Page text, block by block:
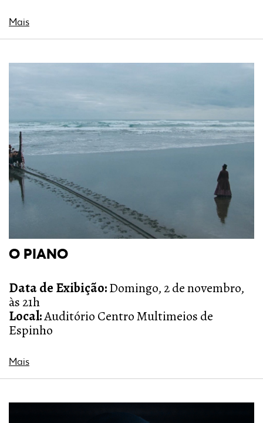
Mais
O PIANO
Data de Exibição:Domingo, 2 de novembro,
às 21h
Local:Auditório Centro Multimeios de
Espinho
Realizador:
Classificação Etária:M16
Mais